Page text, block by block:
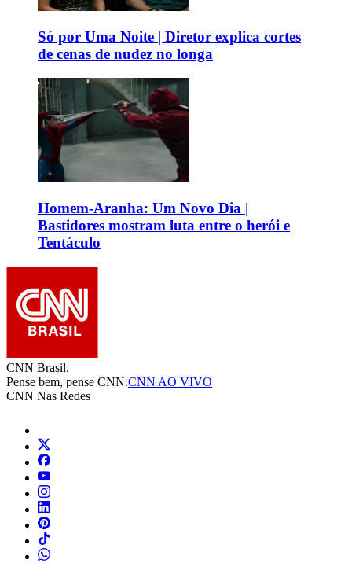
Só por Uma Noite | Diretor explica cortes
de cenas de nudez no longa
Homem-Aranha: Um Novo Dia |
Bastidores mostram luta entre o herói e
Tentáculo
CNN Brasil.
Pense bem, pense CNN.CNN AO VIVO
CNN Nas Redes